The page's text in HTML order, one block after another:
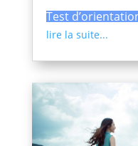
Test
lire la suite...